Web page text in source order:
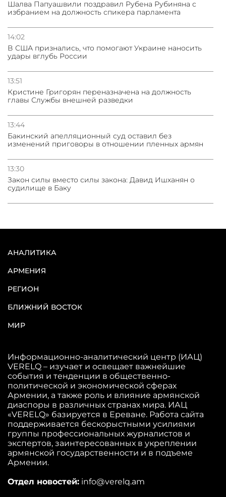
Шалва Папуашвили поздравил Рубена Рубиняна с
избранием на должность спикера парламента
14:02
В США признались, что помогают Украине наносить
удары вглубь России
13:51
Кристине Григорян переназначена на должность
главы Службы внешней разведки
13:44
Бакинский апелляционный суд оставил без
изменений приговоры в отношении пленных армян
13:30
Закон силы вместо силы закона: Давид Ишханян о
судилище в Баку
АНАЛИТИКА
АРМЕНИЯ
РЕГИОН
БЛИЖНИЙ ВОСТОК
МИР
Информационно-аналитический центр (ИАЦ)
VERELQ – изучает и освещает важнейшие
события и тенденции в общественно-
политической и экономической сферах
Армении, а также роль и влияние армянской
диаспоры в различных странах мира. ИАЦ
«VERELQ» базируется в Ереване. Работа сайта
поддерживается бескорыстными усилиями
группы профессиональных журналистов и
экспертов, заинтересованных в укреплении
армянской государственности и в подъеме
Армении.
Отдел новостей: info@verelq.am